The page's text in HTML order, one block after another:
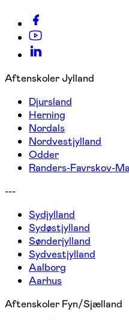
Aftenskoler Jylland
Djursland
Herning
Nordals
Nordvestjylland
Odder
Randers-Favrskov-
---
Sydjylland
Sydøstjylland
Sønderjylland
Sydvestjylland
Aalborg
Aarhus
Aftenskoler Fyn/Sjælland